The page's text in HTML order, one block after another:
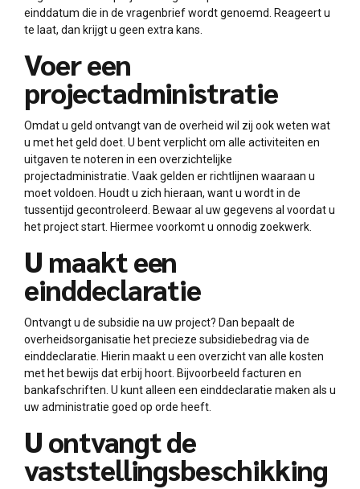
einddatum die in de vragenbrief wordt genoemd. Reageert u
te laat, dan krijgt u geen extra kans.
Voer een
projectadministratie
Omdat u geld ontvangt van de overheid wil zij ook weten wat
u met het geld doet. U bent verplicht om alle activiteiten en
uitgaven te noteren in een overzichtelijke
projectadministratie. Vaak gelden er richtlijnen waaraan u
moet voldoen. Houdt u zich hieraan, want u wordt in de
tussentijd gecontroleerd. Bewaar al uw gegevens al voordat u
het project start. Hiermee voorkomt u onnodig zoekwerk.
U maakt een
einddeclaratie
Ontvangt u de subsidie na uw project? Dan bepaalt de
overheidsorganisatie het precieze subsidiebedrag via de
einddeclaratie. Hierin maakt u een overzicht van alle kosten
met het bewijs dat erbij hoort. Bijvoorbeeld facturen en
bankafschriften. U kunt alleen een einddeclaratie maken als u
uw administratie goed op orde heeft.
U ontvangt de
vaststellingsbeschikking